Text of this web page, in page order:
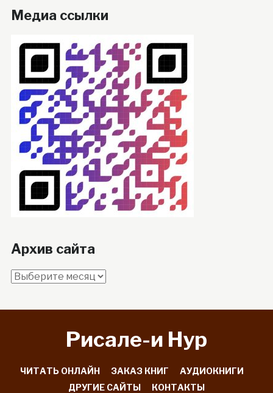
Медиа ссылки
Архив сайта
Архив
Рисале-и Hyp
ЧИТАТЬ ОНЛАЙН ЗАКАЗ КНИГ
АУДИОКНИГИ
ДРУГИЕ САЙТЫ
КОНТАКТЫ